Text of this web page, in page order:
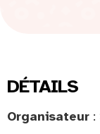
DÉTAILS
Organisateur :